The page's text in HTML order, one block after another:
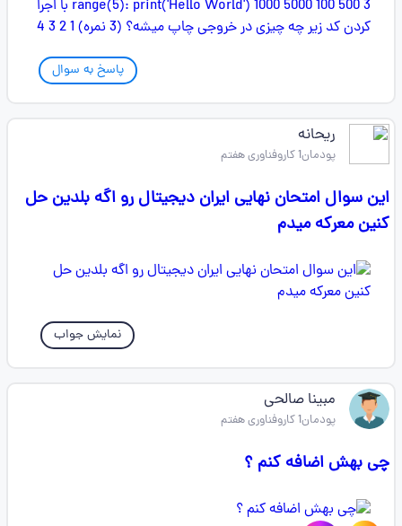
پاسخ به سوال
ریحانه
پودمان1 کاروفناوری هفتم
این سوال امتحان نهایی ایران دیجیتال رو اگه بلدین حل
کنین معرکه میدم
نمایش جواب
مبینا صالحی
پودمان1 کاروفناوری هفتم
چی بهش اضافه کنم ؟